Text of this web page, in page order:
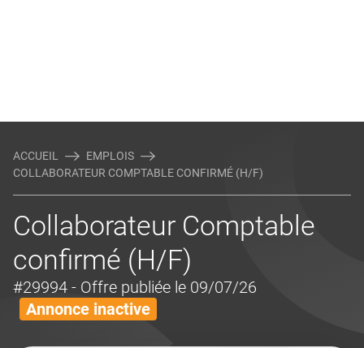
ACCUEIL
EMPLOIS
COLLABORATEUR COMPTABLE CONFIRMÉ (H/F)
Collaborateur Comptable
confirmé (H/F)
#29994 - Offre publiée le 09/07/26
Annonce inactive